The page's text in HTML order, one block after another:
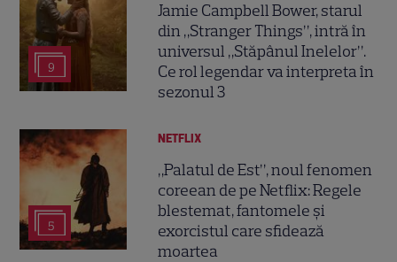
9
Jamie Campbell Bower, starul
din „Stranger Things”, intră în
universul „Stăpânul Inelelor”.
Ce rol legendar va interpreta în
sezonul 3
5
NETFLIX
„Palatul de Est”, noul fenomen
coreean de pe Netflix: Regele
blestemat, fantomele și
exorcistul care sfidează
moartea